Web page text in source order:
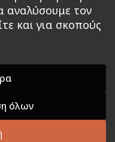
Εκδόσεις Βάρδος
theme by Gradient
αναλύσουμε τον
και για σκοπούς
όλων